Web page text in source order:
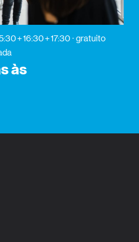
+ 16:30 + 17:30
gratuito
às